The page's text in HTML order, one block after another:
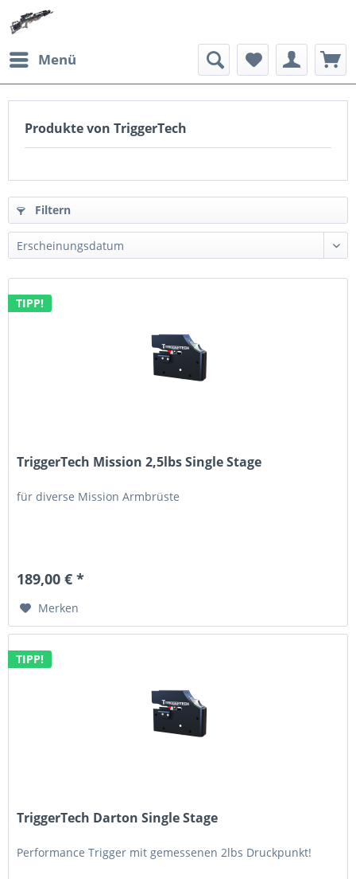
Menü
Produkte von TriggerTech
Filtern
TIPP!
TriggerTech Mission 2,5lbs Single Stage
für diverse Mission Armbrüste
189,00 € *
Merken
TIPP!
TriggerTech Darton Single Stage
Performance Trigger mit gemessenen 2lbs Druckpunkt!